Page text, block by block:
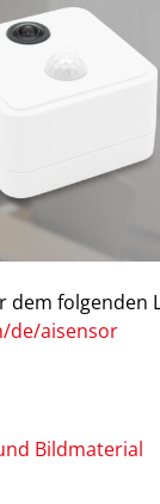
dem folgenden
de/aisensor
Bildmaterial